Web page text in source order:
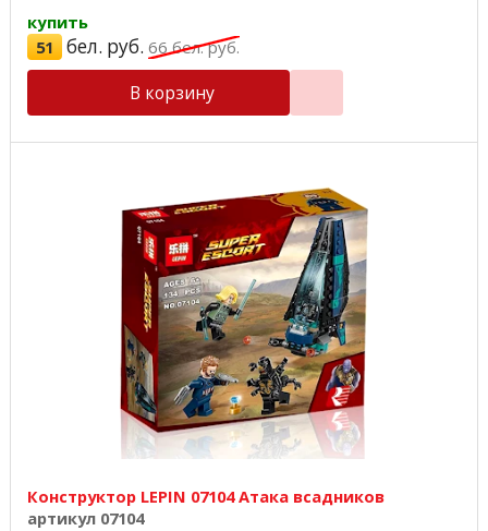
купить
51 бел. руб. 66бел. руб.
В корзину
Конструктор LEPIN 07104 Атака всадников
артикул 07104